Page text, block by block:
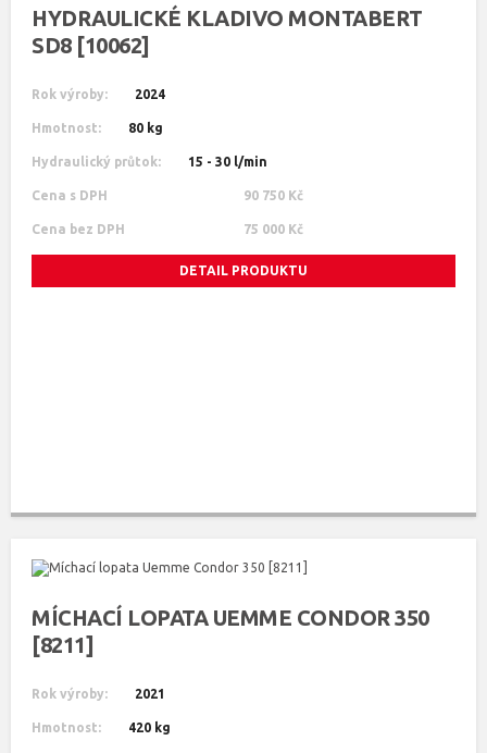
HYDRAULICKÉ KLADIVO MONTABERT
SD8 [10062]
Rok výroby: 2024
Hmotnost: 80 kg
Hydraulický průtok: 15 - 30 l/min
Cena s DPH 90 750 Kč
Cena bez DPH 75 000 Kč
DETAIL PRODUKTU
MÍCHACÍ LOPATA UEMME CONDOR 350
[8211]
Rok výroby: 2021
Hmotnost: 420 kg